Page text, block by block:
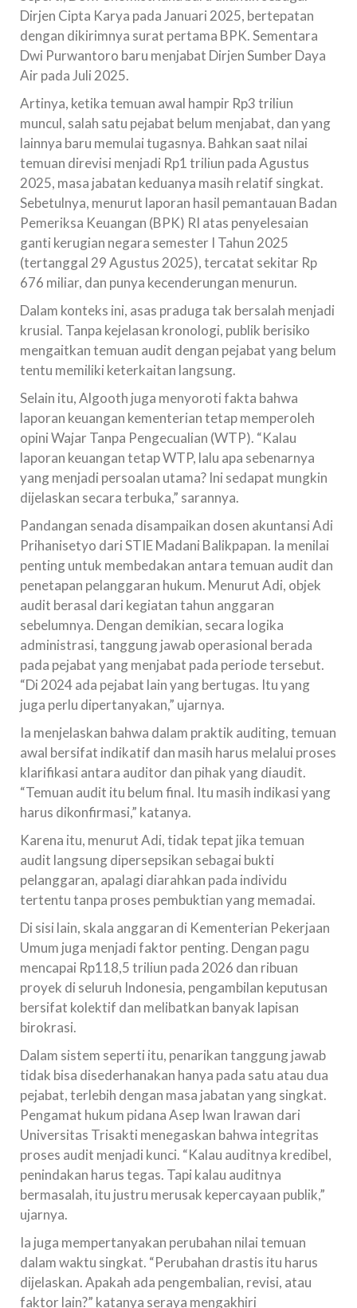
Dirjen Cipta Karya pada Januari 2025, bertepatan
dengan dikirimnya surat pertama BPK. Sementara
Dwi Purwantoro baru menjabat Dirjen Sumber Daya
Air pada Juli 2025.
Artinya, ketika temuan awal hampir Rp3 triliun
muncul, salah satu pejabat belum menjabat, dan yang
lainnya baru memulai tugasnya. Bahkan saat nilai
temuan direvisi menjadi Rp1 triliun pada Agustus
2025, masa jabatan keduanya masih relatif singkat.
Sebetulnya, menurut laporan hasil pemantauan Badan
Pemeriksa Keuangan (BPK) RI atas penyelesaian
ganti kerugian negara semester I Tahun 2025
(tertanggal 29 Agustus 2025), tercatat sekitar Rp
676 miliar, dan punya kecenderungan menurun.
Dalam konteks ini, asas praduga tak bersalah menjadi
krusial. Tanpa kejelasan kronologi, publik berisiko
mengaitkan temuan audit dengan pejabat yang belum
tentu memiliki keterkaitan langsung.
Selain itu, Algooth juga menyoroti fakta bahwa
laporan keuangan kementerian tetap memperoleh
opini Wajar Tanpa Pengecualian (WTP). “Kalau
laporan keuangan tetap WTP, lalu apa sebenarnya
yang menjadi persoalan utama? Ini sedapat mungkin
dijelaskan secara terbuka,” sarannya.
Pandangan senada disampaikan dosen akuntansi Adi
Prihanisetyo dari STIE Madani Balikpapan. Ia menilai
penting untuk membedakan antara temuan audit dan
penetapan pelanggaran hukum. Menurut Adi, objek
audit berasal dari kegiatan tahun anggaran
sebelumnya. Dengan demikian, secara logika
administrasi, tanggung jawab operasional berada
pada pejabat yang menjabat pada periode tersebut.
“Di 2024 ada pejabat lain yang bertugas. Itu yang
juga perlu dipertanyakan,” ujarnya.
Ia menjelaskan bahwa dalam praktik auditing, temuan
awal bersifat indikatif dan masih harus melalui proses
klarifikasi antara auditor dan pihak yang diaudit.
“Temuan audit itu belum final. Itu masih indikasi yang
harus dikonfirmasi,” katanya.
Karena itu, menurut Adi, tidak tepat jika temuan
audit langsung dipersepsikan sebagai bukti
pelanggaran, apalagi diarahkan pada individu
tertentu tanpa proses pembuktian yang memadai.
Di sisi lain, skala anggaran di Kementerian Pekerjaan
Umum juga menjadi faktor penting. Dengan pagu
mencapai Rp118,5 triliun pada 2026 dan ribuan
proyek di seluruh Indonesia, pengambilan keputusan
bersifat kolektif dan melibatkan banyak lapisan
birokrasi.
Dalam sistem seperti itu, penarikan tanggung jawab
tidak bisa disederhanakan hanya pada satu atau dua
pejabat, terlebih dengan masa jabatan yang singkat.
Pengamat hukum pidana Asep Iwan Irawan dari
Universitas Trisakti menegaskan bahwa integritas
proses audit menjadi kunci. “Kalau auditnya kredibel,
penindakan harus tegas. Tapi kalau auditnya
bermasalah, itu justru merusak kepercayaan publik,”
ujarnya.
Ia juga mempertanyakan perubahan nilai temuan
dalam waktu singkat. “Perubahan drastis itu harus
dijelaskan. Apakah ada pengembalian, revisi, atau
faktor lain?” katanya seraya mengakhiri